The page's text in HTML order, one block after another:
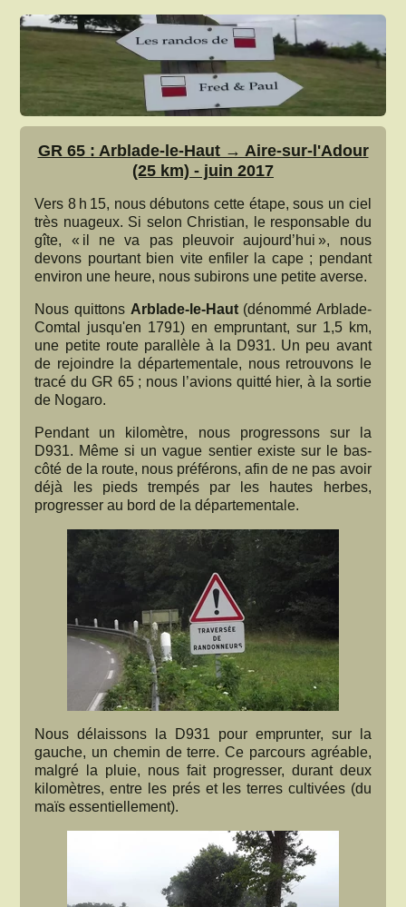
GR 65 : Arblade-le-Haut → Aire-sur-l'Adour
(25 km) - juin 2017
Vers 8 h 15, nous débutons cette étape, sous un ciel
très nuageux. Si selon Christian, le responsable du
gîte, « il ne va pas pleuvoir aujourd’hui », nous
devons pourtant bien vite enfiler la cape ; pendant
environ une heure, nous subirons une petite averse.
Nous quittons Arblade-le-Haut(dénommé Arblade-
Comtal jusqu'en 1791) en empruntant, sur 1,5 km,
une petite route parallèle à la D931. Un peu avant
de rejoindre la départementale, nous retrouvons le
tracé du GR 65 ; nous l’avions quitté hier, à la sortie
de Nogaro.
Pendant un kilomètre, nous progressons sur la
D931. Même si un vague sentier existe sur le bas-
côté de la route, nous préférons, afin de ne pas avoir
déjà les pieds trempés par les hautes herbes,
progresser au bord de la départementale.
Nous délaissons la D931 pour emprunter, sur la
gauche, un chemin de terre. Ce parcours agréable,
malgré la pluie, nous fait progresser, durant deux
kilomètres, entre les prés et les terres cultivées (du
maïs essentiellement).